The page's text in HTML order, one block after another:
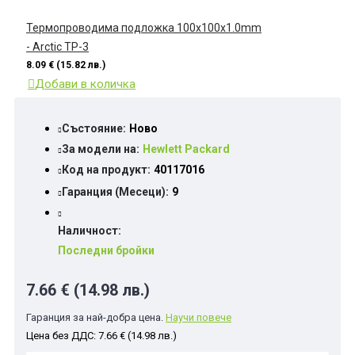
Термопроводимa подложкa 100x100x1.0mm
- Arctic TP-3
8.09 € (15.82 лв.)
Добави в количка
Състояние: Ново
За модели на: Hewlett Packard
Код на продукт: 40117016
Гаранция (Месеци): 9
Наличност:
Последни бройки
7.66 € (14.98 лв.)
Гаранция за най-добра цена. Научи повече
Цена без ДДС: 7.66 € (14.98 лв.)